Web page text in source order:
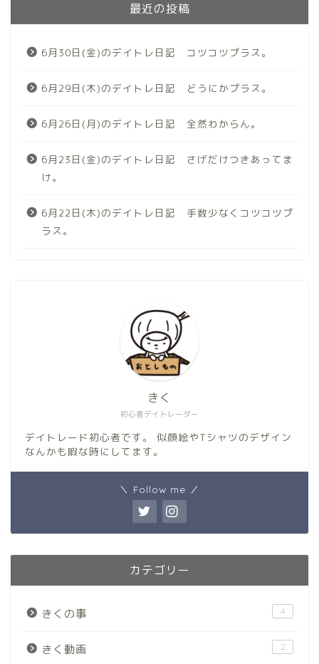
最近の投稿
6月30日(金)のデイトレ日記 コツコツプラス。
6月29日(木)のデイトレ日記 どうにかプラス。
6月26日(月)のデイトレ日記 全然わからん。
6月23日(金)のデイトレ日記 さげだけつきあってま
け。
6月22日(木)のデイトレ日記 手数少なくコツコツプ
ラス。
初心者デイトレーダー
きく
デイトレード初心者です。 似顔絵やTシャツのデザイン
なんかも暇な時にしてます。
＼ Follow me ／
カテゴリー
きくの事 4
きく動画 2